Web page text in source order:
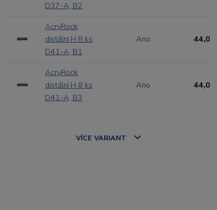
D37-A, B2
AcryRock
distální H 8 ks
D41-A, B1
Ano 44,00
AcryRock
distální H 8 ks
D41-A, B3
Ano 44,00
VÍCE VARIANT